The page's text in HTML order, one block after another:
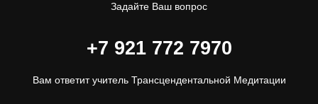
Задайте Ваш вопрос
+7 921 772 7970
Вам ответит учитель Трансцендентальной Медитации